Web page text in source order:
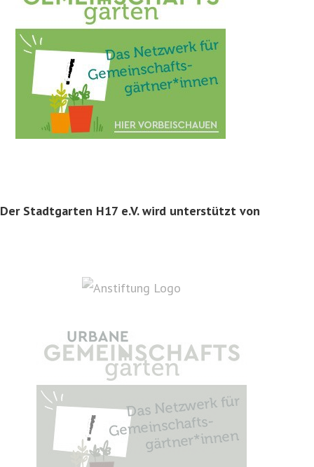
Der Stadtgarten H17 e.V. wird unterstützt von